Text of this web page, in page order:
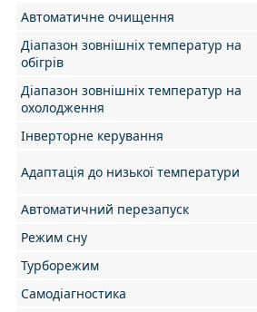
Автоматичне очищення
Діапазон зовнішніх температур на
обігрів
Діапазон зовнішніх температур на
охолодження
Інверторне керування
Адаптація до низької температури
Автоматичний перезапуск
Режим сну
Турборежим
Самодіагностика